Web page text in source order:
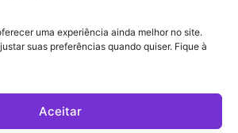
uma experiência ainda melhor no site.
suas preferências quando quiser. Fique à
Aceitar